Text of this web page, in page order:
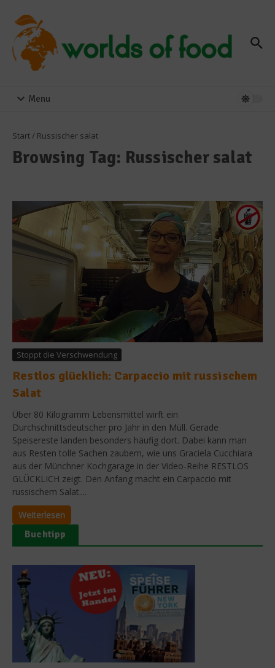
Menu
Start/ Russischer salat
Browsing Tag: Russischer salat
Stoppt die Verschwendung
Restlos glücklich: Carpaccio mit russischem
Salat
Über 80 Kilogramm Lebensmittel wirft ein
Durchschnittsdeutscher pro Jahr in den Müll. Gerade
Speisereste landen besonders häufig dort. Dabei kann man
aus Resten tolle Sachen zaubern, wie uns Graciela Cucchiara
aus der Münchner Kochgarage in der Video-Reihe RESTLOS
GLÜCKLICH zeigt. Den Anfang macht ein Carpaccio mit
russischem Salat....
Weiterlesen
Buchtipp